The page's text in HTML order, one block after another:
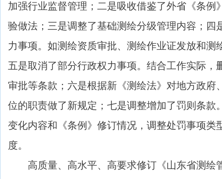
加强行业监督管理；二是吸收借鉴了外省《条例
验做法；三是调整了基础测绘分级管理内容；四
力事项。如测绘资质审批、测绘作业证发放和测
五是取消了部分行政权力事项。结合工作实际，
审批等条款；六是根据新《测绘法》对地方政府
位的职责做了新规定；七是调整增加了罚则条款
变化内容和《条例》修订情况，调整处罚事项类
度。
高质量、高水平、高要求修订《山东省测绘